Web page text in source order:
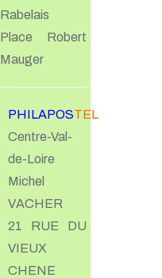
Rabelais
Place Robert
Mauger
PHILAPOSTEL
Centre-Val-
de-Loire
Michel
VACHER
21 RUE DU
VIEUX
CHENE